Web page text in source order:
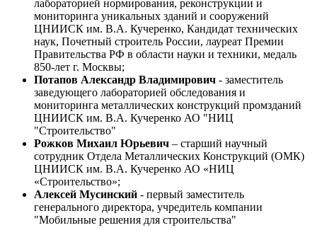
лабораторией нормирования, реконструкции и
мониторинга уникальных зданий и сооружений
ЦНИИСК им. В.А. Кучеренко, Кандидат технических
наук, Почетный строитель России, лауреат Премии
Правительства РФ в области науки и техники, медаль
850-лет г. Москвы;
Потапов Александр Владимирович - заместитель
заведующего лабораторией обследования и
мониторинга металлических конструкций промзданий
ЦНИИСК им. В.А. Кучеренко АО "НИЦ
"Строительство"
Рожков Михаил Юрьевич – старший научный
сотрудник Отдела Металлических Конструкций (ОМК)
ЦНИИСК им. В.А. Кучеренко АО «НИЦ
«Строительство»;
Алексей Мусинский - первый заместитель
генерального директора, учредитель компании
"Мобильные решения для строительства"